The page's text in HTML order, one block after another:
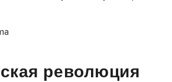
революция